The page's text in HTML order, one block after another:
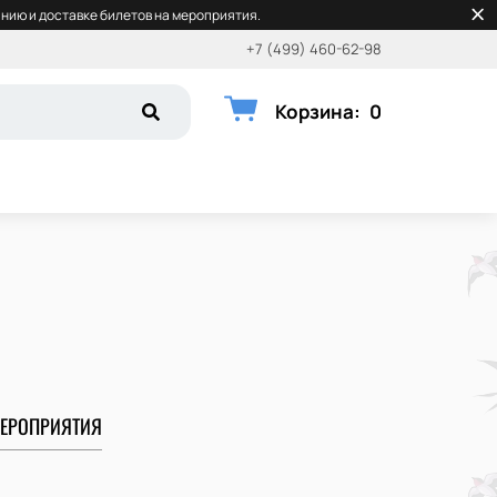
и доставке билетов на мероприятия.
+7 (499) 460-62-98
Корзина: 0